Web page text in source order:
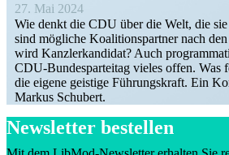
27. Mai 2024
Wie denkt die CDU über die Welt, die
sind mögliche Koali­ti­ons­partner nach
wird Kanzler­kan­didat? Auch
CDU-Bundes­­par­­teitag vieles offen. Was
die eigene geistige Führungs­kraft. Ein
Markus Schubert.
Newsletter bestellen